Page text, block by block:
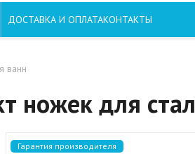
ДОСТАВКА И ОПЛАТАКОНТАКТЫ
ванн
ножек для
Гарантия производителя